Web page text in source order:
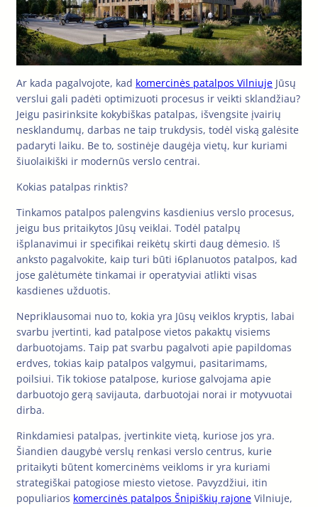
Ar kada pagalvojote, kad komercinės patalpos Vilniuje Jūsų
verslui gali padėti optimizuoti procesus ir veikti sklandžiau?
Jeigu pasirinksite kokybiškas patalpas, išvengsite įvairių
nesklandumų, darbas ne taip trukdysis, todėl viską galėsite
padaryti laiku. Be to, sostinėje daugėja vietų, kur kuriami
šiuolaikiški ir modernūs verslo centrai.
Kokias patalpas rinktis?
Tinkamos patalpos palengvins kasdienius verslo procesus,
jeigu bus pritaikytos Jūsų veiklai. Todėl patalpų
išplanavimui ir specifikai reikėtų skirti daug dėmesio. Iš
anksto pagalvokite, kaip turi būti i6planuotos patalpos, kad
jose galėtumėte tinkamai ir operatyviai atlikti visas
kasdienes užduotis.
Nepriklausomai nuo to, kokia yra Jūsų veiklos kryptis, labai
svarbu įvertinti, kad patalpose vietos pakaktų visiems
darbuotojams. Taip pat svarbu pagalvoti apie papildomas
erdves, tokias kaip patalpos valgymui, pasitarimams,
poilsiui. Tik tokiose patalpose, kuriose galvojama apie
darbuotojo gerą savijauta, darbuotojai norai ir motyvuotai
dirba.
Rinkdamiesi patalpas, įvertinkite vietą, kuriose jos yra.
Šiandien daugybė verslų renkasi verslo centrus, kurie
pritaikyti būtent komercinėms veikloms ir yra kuriami
strategiškai patogiose miesto vietose. Pavyzdžiui, itin
populiarios komercinės patalpos Šnipiškių rajone Vilniuje,